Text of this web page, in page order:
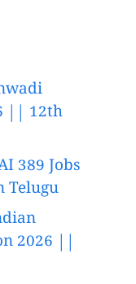
|| 12th
389 Jobs
Telugu
2026 ||